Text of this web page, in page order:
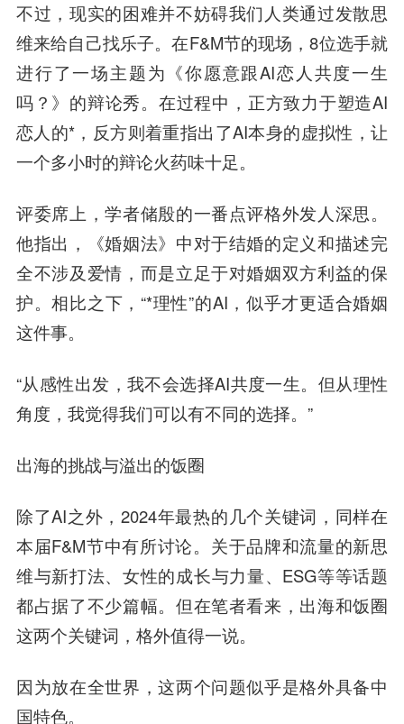
不过，现实的困难并不妨碍我们人类通过发散思
维来给自己找乐子。在F&M节的现场，8位选手就
进行了一场主题为《你愿意跟AI恋人共度一生
吗？》的辩论秀。在过程中，正方致力于塑造AI
恋人的*，反方则着重指出了AI本身的虚拟性，让
一个多小时的辩论火药味十足。
评委席上，学者储殷的一番点评格外发人深思。
他指出，《婚姻法》中对于结婚的定义和描述完
全不涉及爱情，而是立足于对婚姻双方利益的保
护。相比之下，“*理性”的AI，似乎才更适合婚姻
这件事。
“从感性出发，我不会选择AI共度一生。但从理性
角度，我觉得我们可以有不同的选择。”
出海的挑战与溢出的饭圈
除了AI之外，2024年最热的几个关键词，同样在
本届F&M节中有所讨论。关于品牌和流量的新思
维与新打法、女性的成长与力量、ESG等等话题
都占据了不少篇幅。但在笔者看来，出海和饭圈
这两个关键词，格外值得一说。
因为放在全世界，这两个问题似乎是格外具备中
国特色。